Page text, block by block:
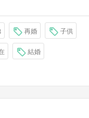
再婚 子供
結婚